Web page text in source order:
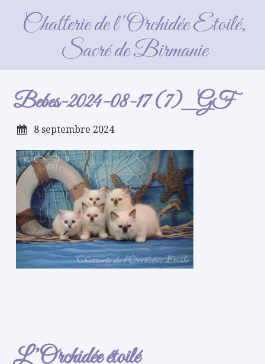
Chatterie de l'Orchidée Etoilé,
Sacré de Birmanie
Bebes-2024-08-17 (7)_GF
Bebes-2024-08-17 (7)_GF
8 septembre 2024
L’Orchidée étoilé